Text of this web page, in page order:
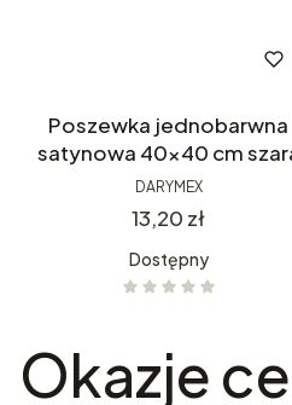
Poszewka jednobarwna
satynowa 40x40 cm
DARYMEX
Cena
13,20 zł
Dostępny
Okazje